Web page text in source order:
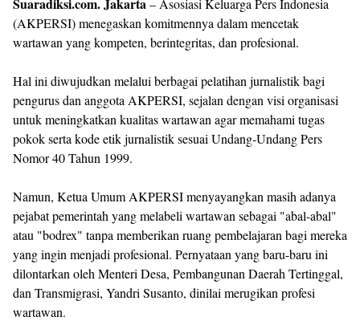
– Asosiasi Keluarga Pers Indonesia
(AKPERSI) menegaskan komitmennya dalam mencetak
wartawan yang kompeten, berintegritas, dan profesional.
Hal ini diwujudkan melalui berbagai pelatihan jurnalistik bagi
pengurus dan anggota AKPERSI, sejalan dengan visi organisasi
untuk meningkatkan kualitas wartawan agar memahami tugas
pokok serta kode etik jurnalistik sesuai Undang-Undang Pers
Nomor 40 Tahun 1999.
Namun, Ketua Umum AKPERSI menyayangkan masih adanya
pejabat pemerintah yang melabeli wartawan sebagai "abal-abal"
atau "bodrex" tanpa memberikan ruang pembelajaran bagi mereka
yang ingin menjadi profesional. Pernyataan yang baru-baru ini
dilontarkan oleh Menteri Desa, Pembangunan Daerah Tertinggal,
dan Transmigrasi, Yandri Susanto, dinilai merugikan profesi
wartawan.